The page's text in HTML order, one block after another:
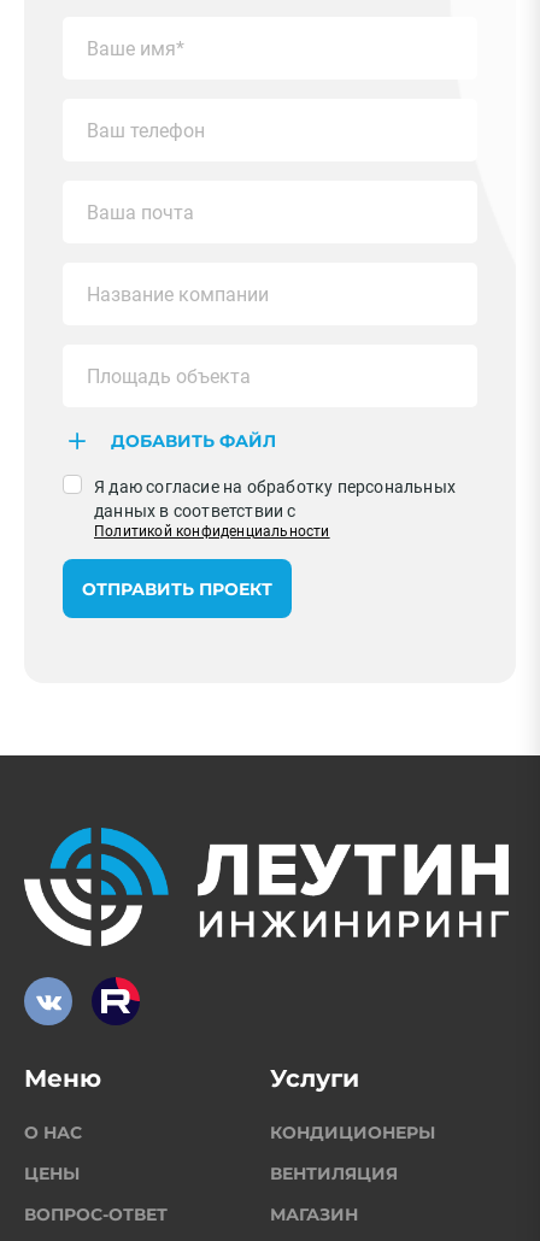
ДОБАВИТЬ ФАЙЛ
Я даю согласие на обработку персональных
данных в соответствии с
Политикой конфиденциальности
ОТПРАВИТЬ ПРОЕКТ
Меню
О НАС
ЦЕНЫ
ВОПРОС-ОТВЕТ
Услуги
КОНДИЦИОНЕРЫ
ВЕНТИЛЯЦИЯ
МАГАЗИН